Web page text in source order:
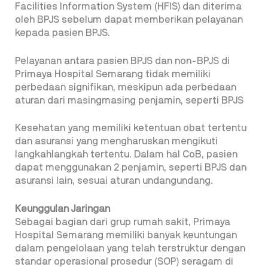
Facilities Information System (HFIS) dan diterima
oleh BPJS sebelum dapat memberikan pelayanan
kepada pasien BPJS.
Pelayanan antara pasien BPJS dan non-BPJS di
Primaya Hospital Semarang tidak memiliki
perbedaan signifikan, meskipun ada perbedaan
aturan dari masingmasing penjamin, seperti BPJS
Kesehatan yang memiliki ketentuan obat tertentu
dan asuransi yang mengharuskan mengikuti
langkahlangkah tertentu. Dalam hal CoB, pasien
dapat menggunakan 2 penjamin, seperti BPJS dan
asuransi lain, sesuai aturan undangundang.
Keunggulan Jaringan
Sebagai bagian dari grup rumah sakit, Primaya
Hospital Semarang memiliki banyak keuntungan
dalam pengelolaan yang telah terstruktur dengan
standar operasional prosedur (SOP) seragam di